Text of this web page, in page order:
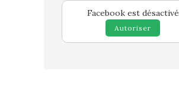
Facebook est désactivé
Autoriser